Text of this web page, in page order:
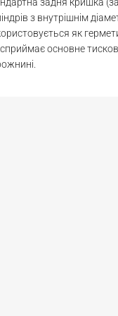
з внутрішнім
як
основне